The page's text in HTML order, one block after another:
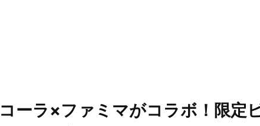
ーラ×ファミマがコラボ！限定